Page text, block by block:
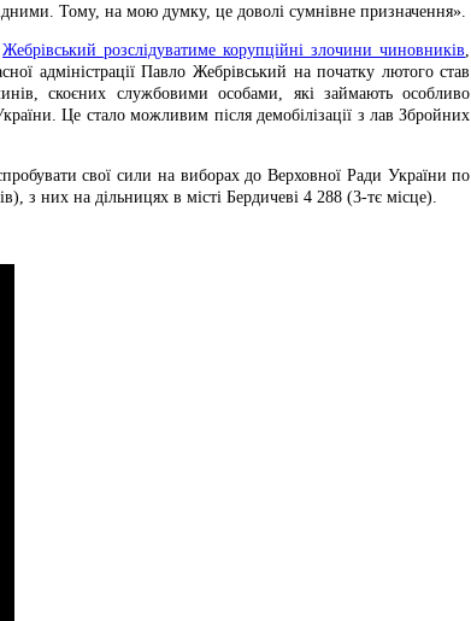
Тому, на мою думку, це доволі сумнівне призначення».
Жебрівський розслідуватиме корупційні злочини чиновників
адміністрації Павло Жебрівський на початку лютого став
скоєних службовими особами, які займають особливо
Це стало можливим після демобілізації з лав Збройних
свої сили на виборах до Верховної Ради України по
з них на дільницях в місті Бердичеві 4 288 (3-тє місце).